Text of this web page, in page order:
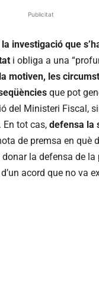
Publicitat
la investigació que
i obliga a una
motiven, les
que pot
del Ministeri Fiscal,
En tot cas, defensa la
de premsa en què
la defensa de la
acord que no va